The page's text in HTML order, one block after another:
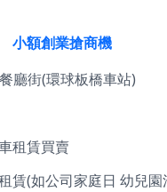
小額創業搶商機
廳街(環球板橋車站)
租賃買賣
賃(如公司家庭日 幼兒